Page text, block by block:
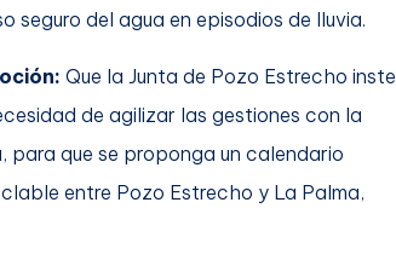
del agua en episodios de lluvia.
Que la Junta de Pozo Estrecho inste
de agilizar las gestiones con la
para que se proponga un calendario
entre Pozo Estrecho y La Palma,